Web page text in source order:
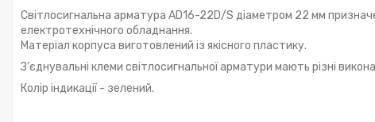
Світлосигнальна арматура AD16-22D/S діаметром 22 мм
електротехнічного обладнання.
Матеріал корпуса виготовлений із якісного пластику.
З’єднувальні клеми світлосигнальної арматури мають різні
Колір індикації - зелений.